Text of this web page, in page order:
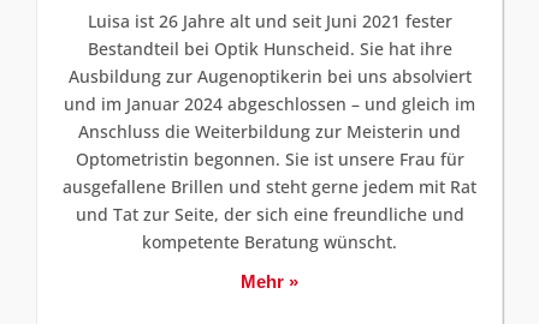
Luisa ist 26 Jahre alt und seit Juni 2021 fester
Bestandteil bei Optik Hunscheid. Sie hat ihre
Ausbildung zur Augenoptikerin bei uns absolviert
und im Januar 2024 abgeschlossen – und gleich im
Anschluss die Weiterbildung zur Meisterin und
Optometristin begonnen. Sie ist unsere Frau für
ausgefallene Brillen und steht gerne jedem mit Rat
und Tat zur Seite, der sich eine freundliche und
kompetente Beratung wünscht.
Mehr »